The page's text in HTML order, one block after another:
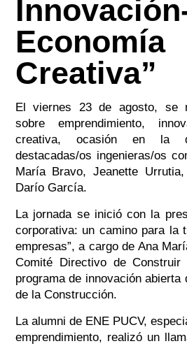
Economía
Creativa”
El viernes 23 de agosto, se
sobre emprendimiento,
creativa, ocasión en la
destacadas/os ingenieras/os
María Bravo, Jeanette
Darío García.
La jornada se inició con la
corporativa: un camino para la
empresas”, a cargo de Ana
Comité Directivo de Construir
programa de innovación abierta
de la Construcción.
La alumni de ENE PUCV,
emprendimiento, realizó un